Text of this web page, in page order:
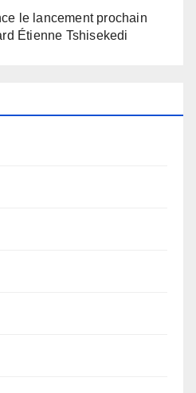
le lancement prochain
Étienne Tshisekedi